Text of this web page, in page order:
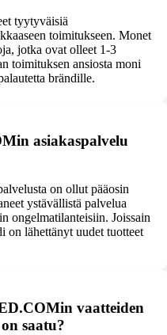
tyytyväisiä
toimitukseen. Monet
jotka ovat olleet 1-3
toimituksen ansiosta moni
brändille.
asiakaspalvelu
on ollut pääosin
ystävällistä palvelua
ongelmatilanteisiin. Joissain
on lähettänyt uudet tuotteet
vaatteiden
saatu?